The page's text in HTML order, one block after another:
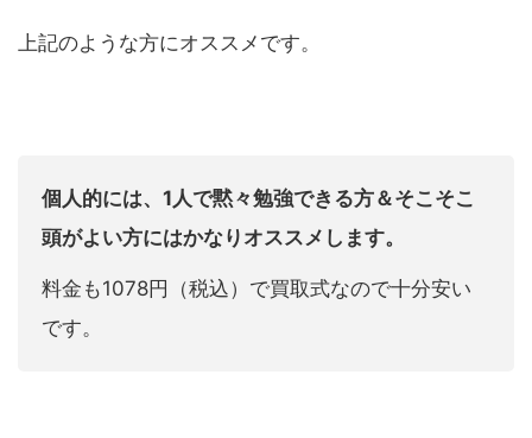
上記のような方にオススメです。
個人的には、1人で黙々勉強できる方＆そこそこ
頭がよい方にはかなりオススメします。
料金も1078円（税込）で買取式なので十分安い
です。